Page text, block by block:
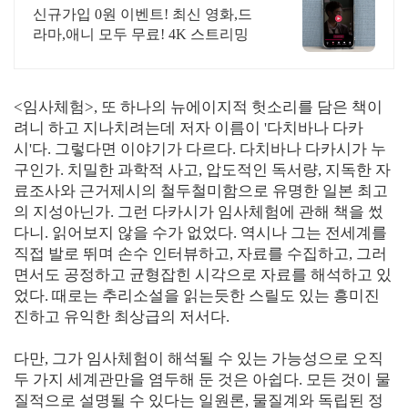
기!
신규가입 0원 이벤트! 최신 영화,드
라마,애니 모두 무료! 4K 스트리밍
<임사체험>, 또 하나의 뉴에이지적 헛소리를 담은 책이
려니 하고 지나치려는데 저자 이름이 '다치바나 다카
시'다. 그렇다면 이야기가 다르다. 다치바나 다카시가 누
구인가. 치밀한 과학적 사고, 압도적인 독서량, 지독한 자
료조사와 근거제시의 철두철미함으로 유명한 일본 최고
의 지성아닌가. 그런 다카시가 임사체험에 관해 책을 썼
다니. 읽어보지 않을 수가 없었다. 역시나 그는 전세계를
직접 발로 뛰며 손수 인터뷰하고, 자료를 수집하고, 그러
면서도 공정하고 균형잡힌 시각으로 자료를 해석하고 있
었다. 때로는 추리소설을 읽는듯한 스릴도 있는 흥미진
진하고 유익한 최상급의 저서다.
다만, 그가 임사체험이 해석될 수 있는 가능성으로 오직
두 가지 세계관만을 염두해 둔 것은 아쉽다. 모든 것이 물
질적으로 설명될 수 있다는 일원론, 물질계와 독립된 정